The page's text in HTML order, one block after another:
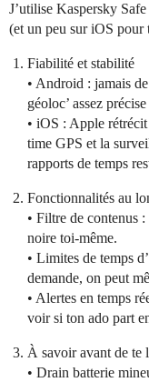
J’utilise Kaspersky
(et un peu sur iOS pour
Fiabilité et stabilité
• Android : jamais
géoloc’ assez
• iOS : Apple
time GPS et la
rapports de temps
Fonctionnalités au
• Filtre de contenus
noire toi-même.
• Limites de temps
demande, on peut
• Alertes en temps
voir si ton ado part
À savoir avant de te
• Drain batterie